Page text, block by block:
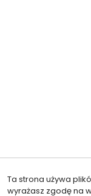
Ta strona używa
wyrażasz zgodę na